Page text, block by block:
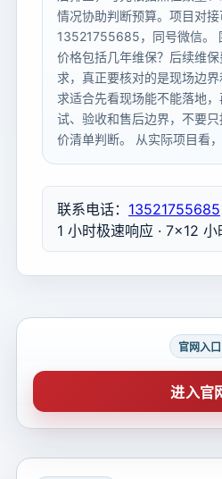
情况协助判断预算。项目对接
13521755685，同号微信。
价格包括几年维保？后续维
求，真正要核对的是现场边
求适合先看现场能不能落地
试、验收和售后边界，不要
价清单判断。 从实际项目看，
联系电话： 13521755685
1 小时极速响应 · 7×12
官网入口
进入官